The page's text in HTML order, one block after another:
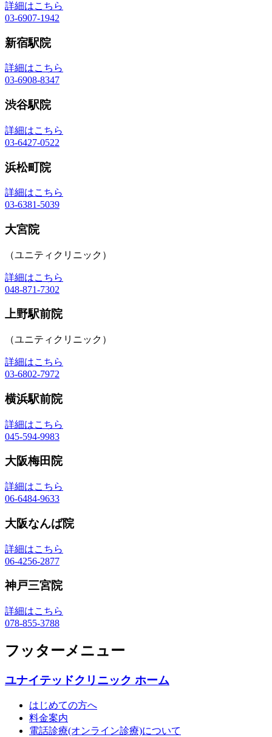
詳細はこちら
03-6907-1942
新宿駅院
詳細はこちら
03-6908-8347
渋谷駅院
詳細はこちら
03-6427-0522
浜松町院
詳細はこちら
03-6381-5039
大宮院
（ユニティクリニック）
詳細はこちら
048-871-7302
上野駅前院
（ユニティクリニック）
詳細はこちら
03-6802-7972
横浜駅前院
詳細はこちら
045-594-9983
大阪梅田院
詳細はこちら
06-6484-9633
大阪なんば院
詳細はこちら
06-4256-2877
神戸三宮院
詳細はこちら
078-855-3788
フッターメニュー
ユナイテッドクリニック ホーム
はじめての方へ
料金案内
電話診療(オンライン診療)について